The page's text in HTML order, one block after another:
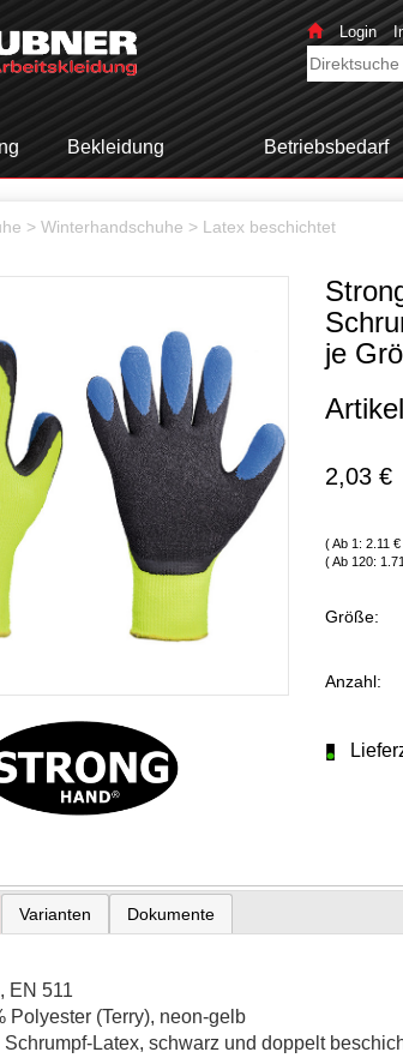
Login
Bekleidung Betriebsbedarf
> Winterhandschuhe > Latex beschichtet
je
2,03 €
( Ab 1: 2.11 €
( Ab 120:
Größe:
Anzahl:
Varianten Dokumente
EN 511
Polyester (Terry), neon-gelb
Schrumpf-Latex, schwarz und doppelt